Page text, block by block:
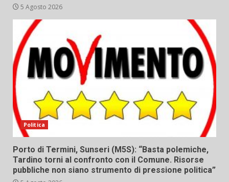
5 Agosto 2026
Politica
Porto di Termini, Sunseri (M5S): “Basta polemiche,
Tardino torni al confronto con il Comune. Risorse
pubbliche non siano strumento di pressione politica”